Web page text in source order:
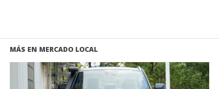
MÁS EN MERCADO LOCAL